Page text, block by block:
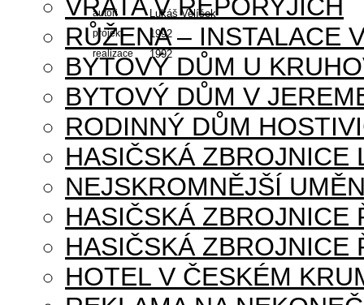
VRATA V ŘEPORYJÍCH
RŮŽENA – INSTALACE
BYTOVÝ DŮM U
BYTOVÝ DŮM V
RODINNÝ DŮM
HASIČSKÁ ZBROJNICE
NEJSKROMNĚJŠÍ
HASIČSKÁ ZBROJNICE
HASIČSKÁ ZBROJNICE
HOTEL V ČESKÉM
autoři Lukáš Velíšek
projekt 1992
realizace 1992